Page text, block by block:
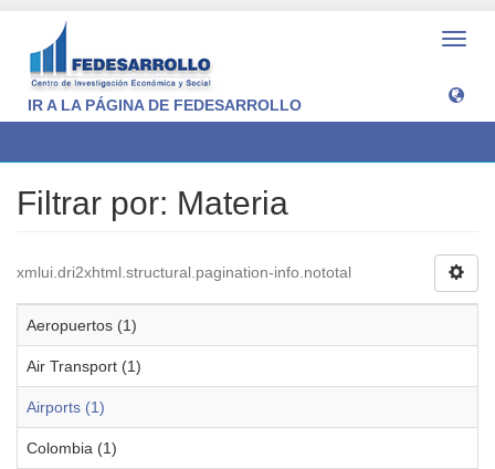
IR A LA PÁGINA DE FEDESARROLLO
Filtrar por: Materia
xmlui.dri2xhtml.structural.pagination-info.nototal
Aeropuertos (1)
Air Transport (1)
Airports (1)
Colombia (1)